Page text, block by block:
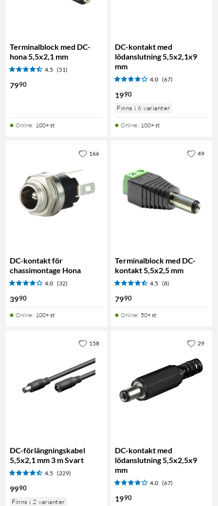
Terminalblock med DC-
hona 5,5x2,1 mm
4.5 (51)
7990
Online: 100+ st
DC-kontakt med
lödanslutning 5,5x2,1x9
mm
4.0 (67)
1990
Finns i 6 varianter
Online: 100+ st
DC-kontakt för
chassimontage Hona
4.0 (32)
3990
Online: 100+ st
166
Terminalblock med DC-
kontakt 5,5x2,5 mm
4.5 (8)
7990
Online: 50+ st
49
DC-förlängningskabel
5,5x2,1 mm 3 m Svart
4.5 (229)
9990
Finns i 2 varianter
158
DC-kontakt med
lödanslutning 5,5x2,5x9
mm
4.0 (67)
1990
29